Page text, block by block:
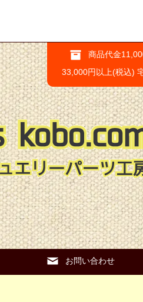
商品代金
33,000円以上(税込)
お問い合わせ